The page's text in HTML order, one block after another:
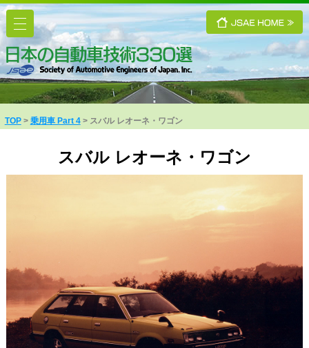
TOP 乗用車 Part 4 スバル レオーネ・ワゴン
スバル レオーネ・ワゴン